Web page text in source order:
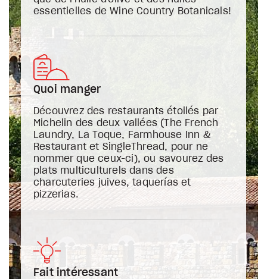
essentielles de Wine Country Botanicals!
Quoi manger
Découvrez des restaurants étoilés par
Michelin des deux vallées (The French
Laundry, La Toque, Farmhouse Inn &
Restaurant et SingleThread, pour ne
nommer que ceux-ci), ou savourez des
plats multiculturels dans des
charcuteries juives, taquerías et
pizzerias.
Fait intéressant